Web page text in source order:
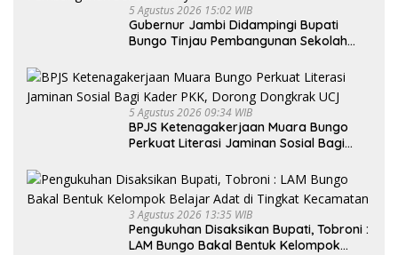
5 Agustus 2026 15:02 WIB
Gubernur Jambi Didampingi Bupati
Bungo Tinjau Pembangunan Sekolah
5 Agustus 2026 09:34 WIB
BPJS Ketenagakerjaan Muara Bungo
Perkuat Literasi Jaminan Sosial Bagi
3 Agustus 2026 13:35 WIB
Pengukuhan Disaksikan Bupati, Tobroni :
LAM Bungo Bakal Bentuk Kelompok